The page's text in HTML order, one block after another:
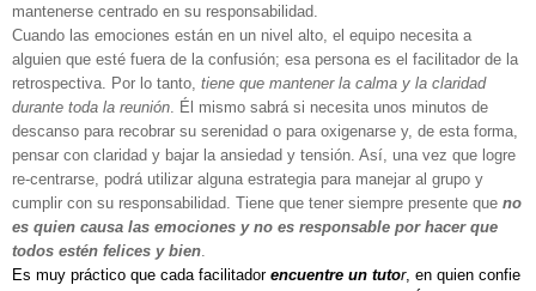
mantenerse centrado en su responsabilidad.
Cuando las emociones están en un nivel alto, el equipo necesita a
alguien que esté fuera de la confusión; esa persona es el facilitador de la
retrospectiva. Por lo tanto, tiene que mantener la calma y la claridad
durante toda la reunión . Él mismo sabrá si necesita unos minutos de
descanso para recobrar su serenidad o para oxigenarse y, de esta forma,
pensar con claridad y bajar la ansiedad y tensión. Así, una vez que logre
re-centrarse, podrá utilizar alguna estrategia para manejar al grupo y
cumplir con su responsabilidad. Tiene que tener siempre presente que no
es quien causa las emociones y no es responsable por hacer que
todos estén felices y bien
Es muy práctico que cada facilitador encuentre un tutor, en quien confie